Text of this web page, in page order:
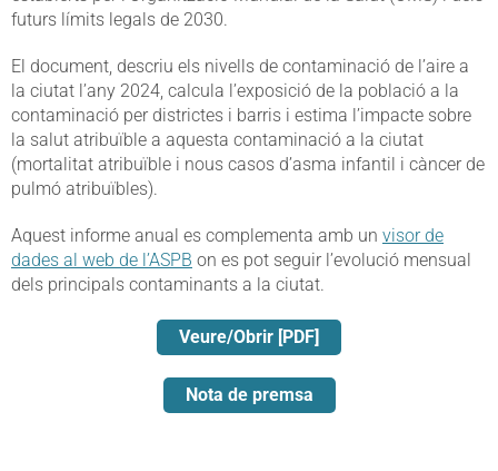
futurs límits legals de 2030.
El document, descriu els nivells de contaminació de l’aire a
la ciutat l’any 2024, calcula l’exposició de la població a la
contaminació per districtes i barris i estima l’impacte sobre
la salut atribuïble a aquesta contaminació a la ciutat
(mortalitat atribuïble i nous casos d’asma infantil i càncer de
pulmó atribuïbles).
Aquest informe anual es complementa amb un visor de
dades al web de l’ASPB on es pot seguir l’evolució mensual
dels principals contaminants a la ciutat.
Veure/Obrir [PDF]
Nota de premsa